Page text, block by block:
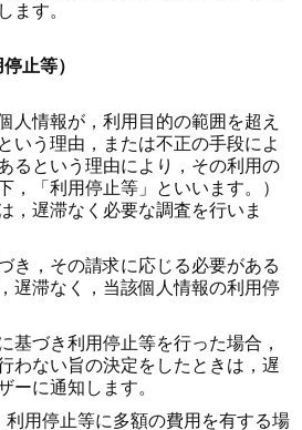
ます。
止等）
人情報が，利用目的の範囲を超え
いう理由，または不正の手段によ
るという理由により，その利用の
，「利用停止等」といいます。）
，遅滞なく必要な調査を行いま
き，その請求に応じる必要がある
遅滞なく，当該個人情報の利用停
基づき利用停止等を行った場合，
わない旨の決定をしたときは，遅
ーに通知します。
用停止等に多額の費用を有する場